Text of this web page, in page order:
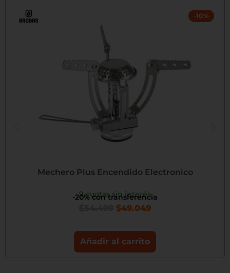
-10%
Mechero Plus Encendido Electronico
9 cuotas sin interés
-20% con transferencia
$49.049
Añadir al carrito